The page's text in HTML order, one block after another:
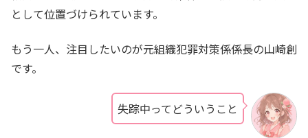
として位置づけられています。
もう一人、注目したいのが元組織犯罪対策係係長の山崎創
です。
失踪中ってどういうこと